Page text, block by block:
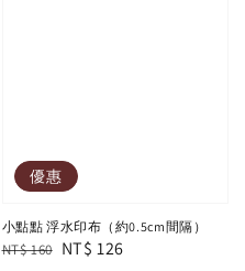
優惠
小點點 浮水印布（約0.5cm間隔）
Regular
NT$ 160 Sale
NT$ 126